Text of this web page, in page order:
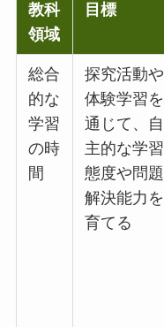
教科
領域
目標
総合
的な
学習
の時
間
探究活動や
体験学習を
通じて、自
主的な学習
態度や問題
解決能力を
育てる